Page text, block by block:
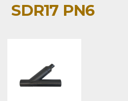
SDR17 PN6